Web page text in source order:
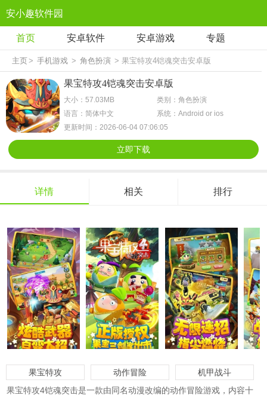
安小趣软件园
首页 安卓软件 安卓游戏 专题
主页> 手机游戏 > 角色扮演 > 果宝特攻4铠魂突击安卓版
果宝特攻4铠魂突击安卓版
大小：57.03MB
类别：角色扮演
语言：简体中文
系统：Android or ios
更新时间：2026-06-04 07:06:05
立即下载
详情 相关 排行
果宝特攻 动作冒险
机甲战斗
果宝特攻4铠魂突击是一款由同名动漫改编的动作冒险游戏，内容十